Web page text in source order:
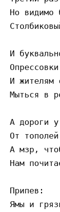
Но видимо
И
И жителям
Мыться в
А дороги
От
А мзр,
Нам
Припев:
Ямы и